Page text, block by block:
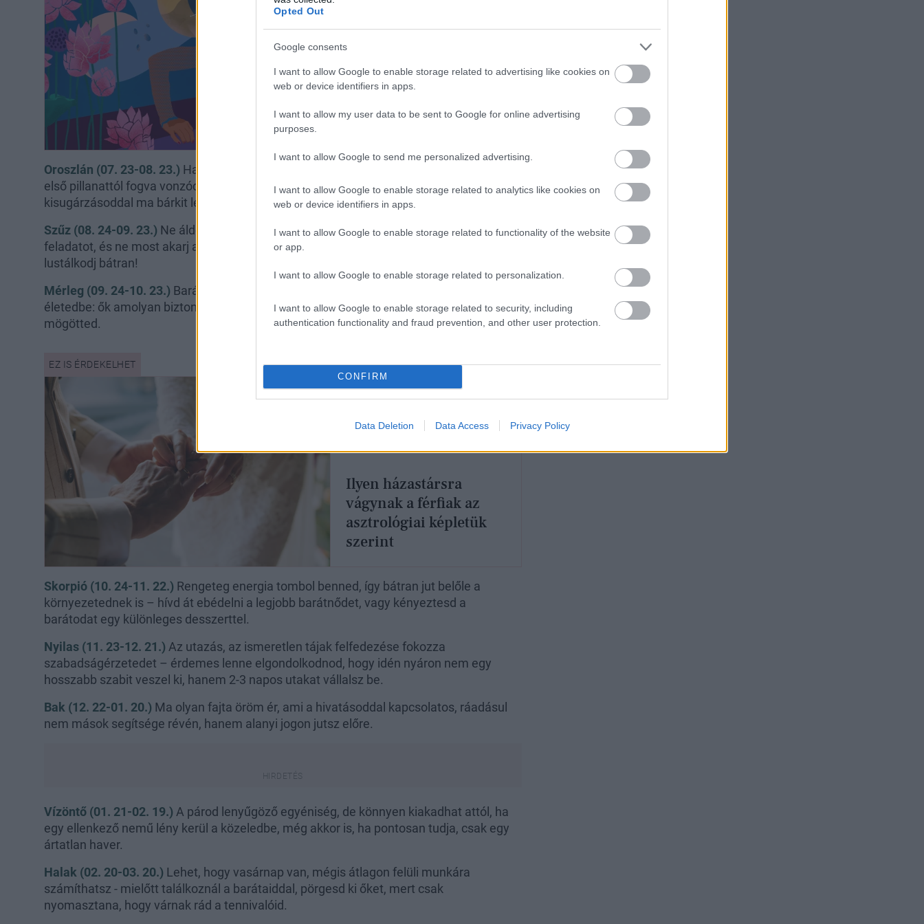
Opted Out
Google consents
I want to allow Google to enable storage related to advertising like cookies on
web or device identifiers in apps.
I want to allow my user data to be sent to Google for online advertising
purposes.
I want to allow Google to send me personalized advertising.
I want to allow Google to enable storage related to analytics like cookies on
web or device identifiers in apps.
I want to allow Google to enable storage related to functionality of the website
or app.
I want to allow Google to enable storage related to personalization.
I want to allow Google to enable storage related to security, including
authentication functionality and fraud prevention, and other user protection.
CONFIRM
Data Deletion Data Access Privacy Policy
Havi horoszkóp:
varázslatos dolgok
érkeznek júliusban
Oroszlán (07. 23-08. 23.) Ha találkozol egy népszerű, sportos és értelmes pasival, az
első pillanattól fogva vonzódtok egymáshoz – de az igazság az, hogy a
kisugárzásoddal ma bárkit levennél a lábáról.
Szűz (08. 24-09. 23.) Ne áldozd föl magad az elvárások oltárán, ne vállalj plusz
feladatot, és ne most akarj a munka hőse lenni: ez most a te hétvégéd, úgyhogy
lustálkodj bátran!
Mérleg (09. 24-10. 23.) Barátokra nem csak azért van szükséged, mert színt hoznak az
életedbe: ők amolyan biztonsági hálót is jelentenek, amikor egy korszak lezárul
mögötted.
Ilyen házastársra
vágynak a férfiak az
asztrológiai képletük
szerint
Skorpió (10. 24-11. 22.) Rengeteg energia tombol benned, így bátran jut belőle a
környezetednek is – hívd át ebédelni a legjobb barátnődet, vagy kényeztesd a
barátodat egy különleges desszerttel.
Nyilas (11. 23-12. 21.) Az utazás, az ismeretlen tájak felfedezése fokozza
szabadságérzetedet – érdemes lenne elgondolkodnod, hogy idén nyáron nem egy
hosszabb szabit veszel ki, hanem 2-3 napos utakat vállalsz be.
Bak (12. 22-01. 20.) Ma olyan fajta öröm ér, ami a hivatásoddal kapcsolatos, ráadásul
nem mások segítsége révén, hanem alanyi jogon jutsz előre.
Vízöntő (01. 21-02. 19.) A párod lenyűgöző egyéniség, de könnyen kiakadhat attól, ha
egy ellenkező nemű lény kerül a közeledbe, még akkor is, ha pontosan tudja, csak egy
ártatlan haver.
Halak (02. 20-03. 20.) Lehet, hogy vasárnap van, mégis átlagon felüli munkára
számíthatsz - mielőtt találkoznál a barátaiddal, pörgesd ki őket, mert csak
nyomasztana, hogy várnak rád a tennivalóid.